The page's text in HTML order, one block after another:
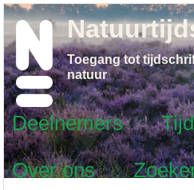
Deelnemers
Over ons
Toegang tot
natuur